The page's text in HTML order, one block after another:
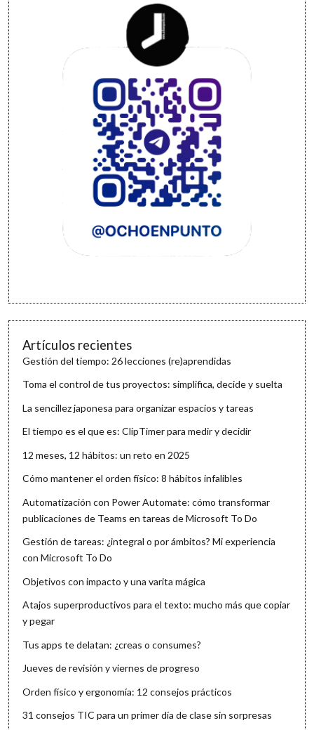
Artículos recientes
Gestión del tiempo: 26 lecciones (re)aprendidas
Toma el control de tus proyectos: simplifica, decide y suelta
La sencillez japonesa para organizar espacios y tareas
El tiempo es el que es: ClipTimer para medir y decidir
12 meses, 12 hábitos: un reto en 2025
Cómo mantener el orden físico: 8 hábitos infalibles
Automatización con Power Automate: cómo transformar
publicaciones de Teams en tareas de Microsoft To Do
Gestión de tareas: ¿integral o por ámbitos? Mi experiencia
con Microsoft To Do
Objetivos con impacto y una varita mágica
Atajos superproductivos para el texto: mucho más que copiar
y pegar
Tus apps te delatan: ¿creas o consumes?
Jueves de revisión y viernes de progreso
Orden físico y ergonomía: 12 consejos prácticos
31 consejos TIC para un primer día de clase sin sorpresas